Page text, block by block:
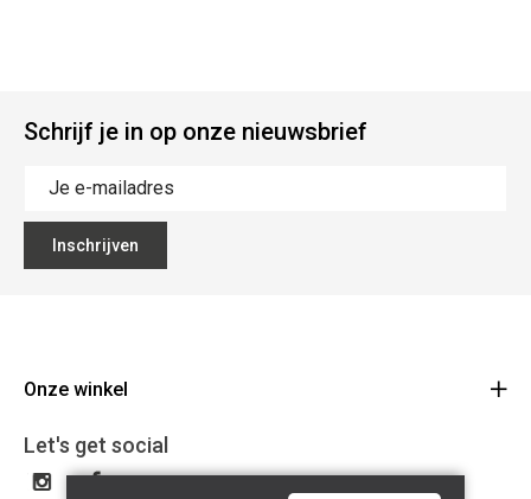
Schrijf je in op onze nieuwsbrief
Inschrijven
Onze winkel
CD Bikes
Liersesteenweg 145d
2220 Heist-op-den-Berg
Let's get social